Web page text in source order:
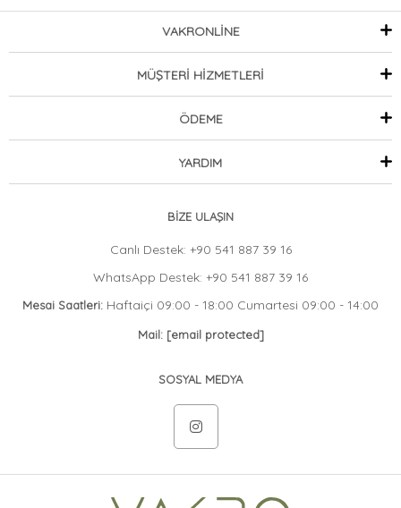
VAKRONLİNE
MÜŞTERİ HİZMETLERİ
ÖDEME
YARDIM
BİZE ULAŞIN
Canlı Destek: +90 541 887 39 16
WhatsApp Destek: +90 541 887 39 16
Mesai Saatleri: Haftaiçi 09:00 - 18:00 Cumartesi 09:00 - 14:00
Mail: [email protected]
SOSYAL MEDYA